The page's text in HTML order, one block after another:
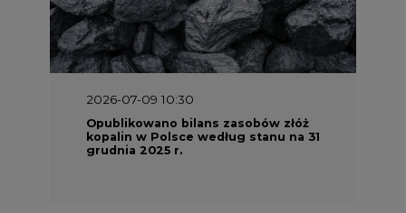
2026-07-09 10:30
Opublikowano bilans zasobów złóż
kopalin w Polsce według stanu na 31